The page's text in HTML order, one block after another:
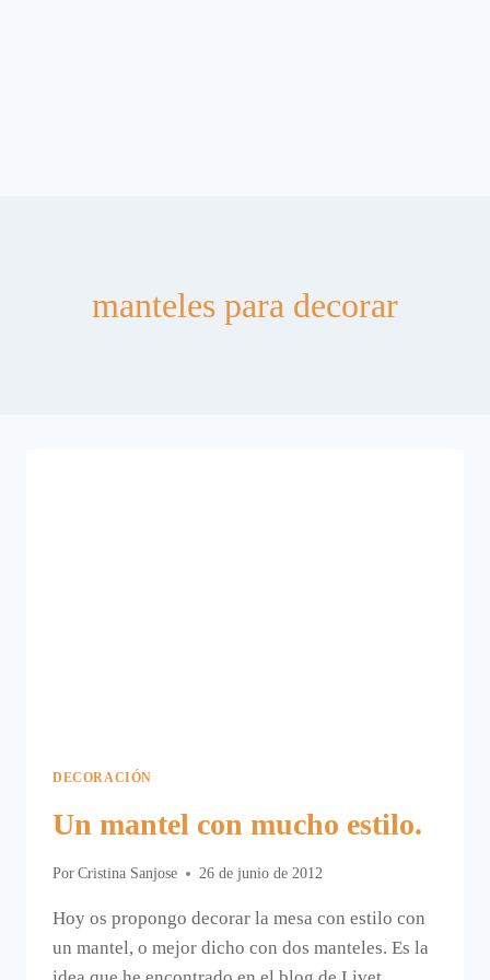
manteles para decorar
DECORACIÓN
Un mantel con mucho estilo.
Por Cristina Sanjose 26 de junio de 2012
Hoy os propongo decorar la mesa con estilo con
un mantel, o mejor dicho con dos manteles. Es la